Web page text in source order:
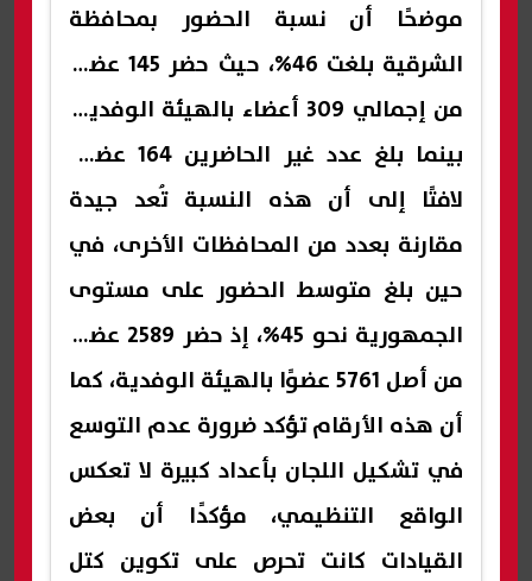
موضحًا أن نسبة الحضور بمحافظة
الشرقية بلغت 46%، حيث حضر 145 عضوًا
من إجمالي 309 أعضاء بالهيئة الوفدية،
بينما بلغ عدد غير الحاضرين 164 عضوًا،
لافتًا إلى أن هذه النسبة تُعد جيدة
مقارنة بعدد من المحافظات الأخرى، في
حين بلغ متوسط الحضور على مستوى
الجمهورية نحو 45%، إذ حضر 2589 عضوًا
من أصل 5761 عضوًا بالهيئة الوفدية، كما
أن هذه الأرقام تؤكد ضرورة عدم التوسع
في تشكيل اللجان بأعداد كبيرة لا تعكس
الواقع التنظيمي، مؤكدًا أن بعض
القيادات كانت تحرص على تكوين كتل